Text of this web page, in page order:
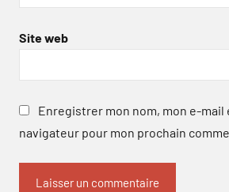
Site web
Enregistrer mon nom, mon e-mail
navigateur pour mon prochain